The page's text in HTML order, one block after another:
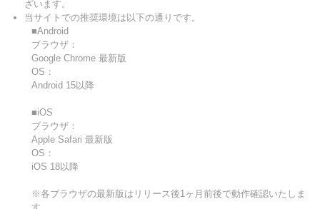
ざいます。
当サイトでの推奨環境は以下の通りです。
■Android
ブラウザ：
Google Chrome 最新版
OS：
Android 15以降
■iOS
ブラウザ：
Apple Safari 最新版
OS：
iOS 18以降
※各ブラウザの最新版はリリース後1ヶ月前後で動作確認いたしま